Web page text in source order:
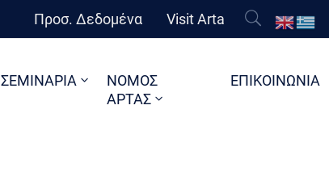
Προσ. Δεδομένα Visit Arta
ΣΕΜΙΝΑΡΙΑ
ΝΟΜΟΣ
ΑΡΤΑΣ
ΕΠΙΚΟΙΝΩΝΙΑ